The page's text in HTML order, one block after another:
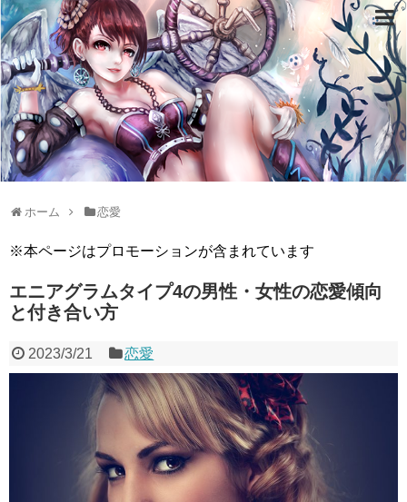
ホーム 恋愛
※本ページはプロモーションが含まれています
エニアグラムタイプ4の男性・女性の恋愛傾向
と付き合い方
2023/3/21 恋愛